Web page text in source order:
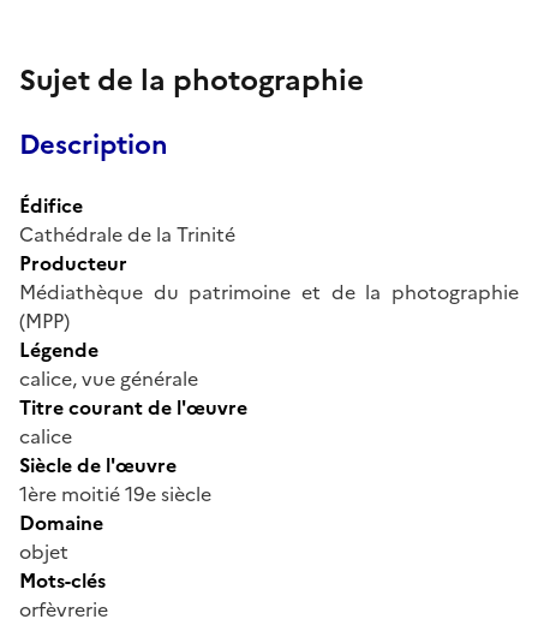
Sujet de la photographie
Description
Édifice
Cathédrale de la Trinité
Producteur
Médiathèque du patrimoine et de la photographie
(MPP)
Légende
calice, vue générale
Titre courant de l'œuvre
calice
Siècle de l'œuvre
1ère moitié 19e siècle
Domaine
objet
Mots-clés
orfèvrerie